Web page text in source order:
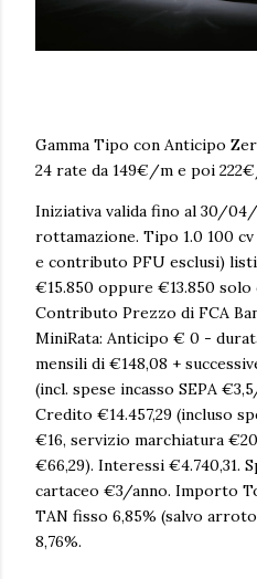
Gamma Tipo con Anticipo
24 rate da 149€/m e poi
Iniziativa valida fino al 30/04/
rottamazione. Tipo 1.0 100
e contributo PFU esclusi)
€15.850 oppure €13.850 solo
Contributo Prezzo di FCA
MiniRata: Anticipo € 0 -
mensili di €148,08 +
(incl. spese incasso SEPA
Credito €14.457,29 (incluso
€16, servizio marchiatura
€66,29). Interessi €4.740,31.
cartaceo €3/anno. Importo
TAN fisso 6,85% (salvo
8,76%.